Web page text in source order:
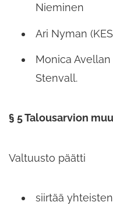
Nieminen
Ari Nyman
Monica Avellan
Stenvall.
§ 5 Talousarvion
Valtuusto päätti
siirtää